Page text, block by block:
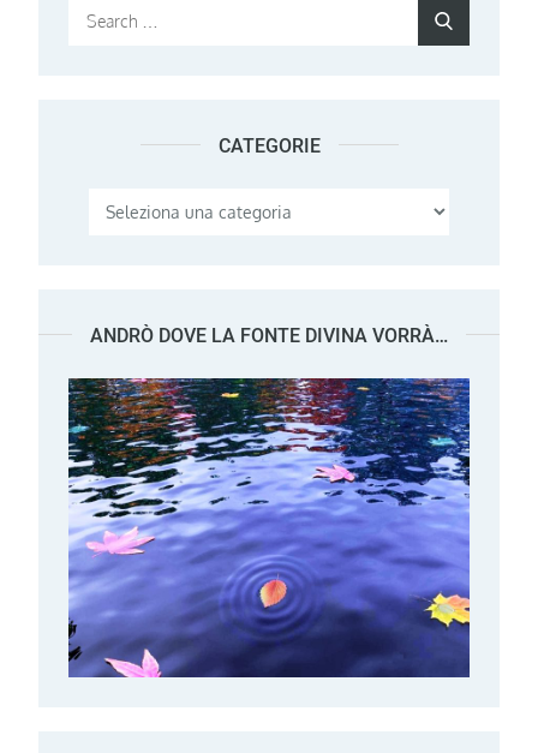
Search
CATEGORIE
Categorie
ANDRÒ DOVE LA FONTE DIVINA VORRÀ…